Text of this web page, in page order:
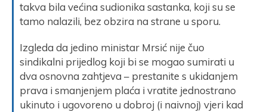
takva bila većina sudionika sastanka, koji su se
tamo nalazili, bez obzira na strane u sporu.
Izgleda da jedino ministar Mrsić nije čuo
sindikalni prijedlog koji bi se mogao sumirati u
dva osnovna zahtjeva – prestanite s ukidanjem
prava i smanjenjem plaća i vratite jednostrano
ukinuto i ugovoreno u dobroj (i naivnoj) vjeri kad